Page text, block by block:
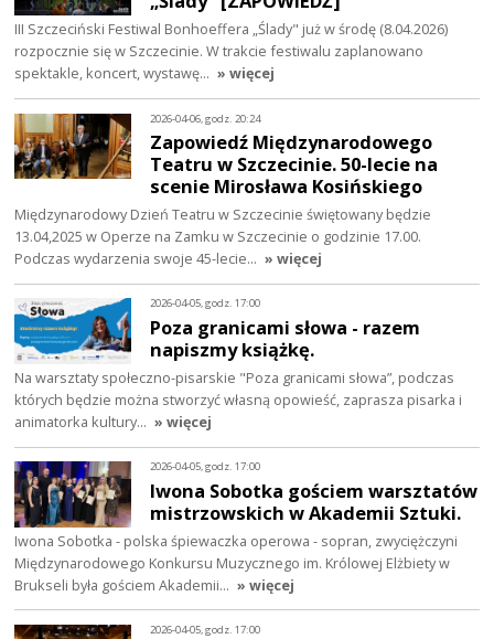
III Szczeciński Festiwal Bonhoeffera „Ślady" już w środę (8.04.2026)
rozpocznie się w Szczecinie. W trakcie festiwalu zaplanowano
spektakle, koncert, wystawę… » więcej
2026-04-06, godz. 20:24
Zapowiedź Międzynarodowego
Teatru w Szczecinie. 50-lecie na
scenie Mirosława Kosińskiego
Międzynarodowy Dzień Teatru w Szczecinie świętowany będzie
13.04,2025 w Operze na Zamku w Szczecinie o godzinie 17.00.
Podczas wydarzenia swoje 45-lecie… » więcej
2026-04-05, godz. 17:00
Poza granicami słowa - razem
napiszmy książkę.
Na warsztaty społeczno-pisarskie "Poza granicami słowa”, podczas
których będzie można stworzyć własną opowieść, zaprasza pisarka i
animatorka kultury… » więcej
2026-04-05, godz. 17:00
Iwona Sobotka gościem warsztatów
mistrzowskich w Akademii Sztuki.
Iwona Sobotka - polska śpiewaczka operowa - sopran, zwyciężczyni
Międzynarodowego Konkursu Muzycznego im. Królowej Elżbiety w
Brukseli była gościem Akademii… » więcej
2026-04-05, godz. 17:00